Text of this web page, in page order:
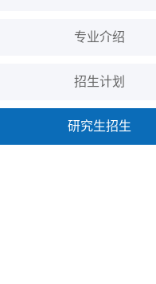
专业介绍
招生计划
研究生招生